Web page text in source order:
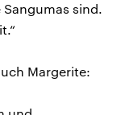
Sangumas sind.
Margerite: